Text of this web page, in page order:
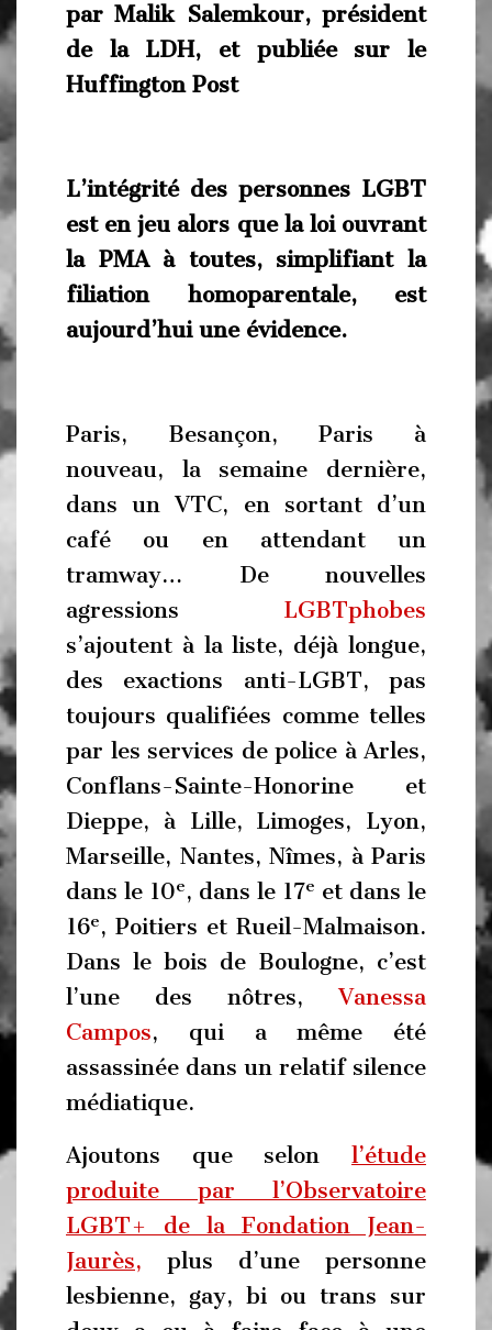
par Malik Salemkour, président
de la LDH, et publiée sur le
Huffington Post
L’intégrité des personnes LGBT
est en jeu alors que la loi ouvrant
la PMA à toutes, simplifiant la
filiation homoparentale, est
aujourd’hui une évidence.
Paris, Besançon, Paris à
nouveau, la semaine dernière,
dans un VTC, en sortant d’un
café ou en attendant un
tramway… De nouvelles
agressions LGBTphobes
s’ajoutent à la liste, déjà longue,
des exactions anti-LGBT, pas
toujours qualifiées comme telles
par les services de police à Arles,
Conflans-Sainte-Honorine et
Dieppe, à Lille, Limoges, Lyon,
Marseille, Nantes, Nîmes, à Paris
dans le 10e, dans le 17e et dans le
16e, Poitiers et Rueil-Malmaison.
Dans le bois de Boulogne, c’est
l’une des nôtres,Vanessa
Campos, qui a même été
assassinée dans un relatif silence
médiatique.
Ajoutons que selon l’étude
produite par l’Observatoire
LGBT+ de la Fondation Jean-
Jaurès, plus d’une personne
lesbienne, gay, bi ou trans sur